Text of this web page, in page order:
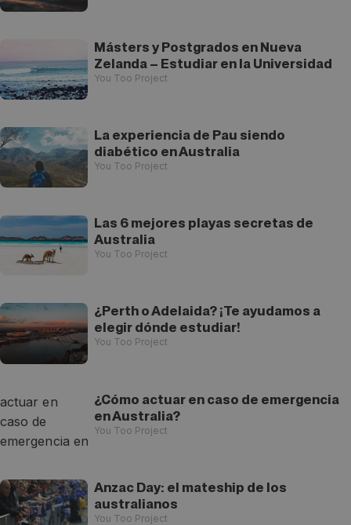
Másters y Postgrados en Nueva
Zelanda – Estudiar en la Universidad
You Too Project
La experiencia de Pau siendo
diabético en Australia
You Too Project
Las 6 mejores playas secretas de
Australia
You Too Project
¿Perth o Adelaida? ¡Te ayudamos a
elegir dónde estudiar!
You Too Project
¿Cómo actuar en caso de emergencia
en Australia?
You Too Project
Anzac Day: el mateship de los
australianos
You Too Project